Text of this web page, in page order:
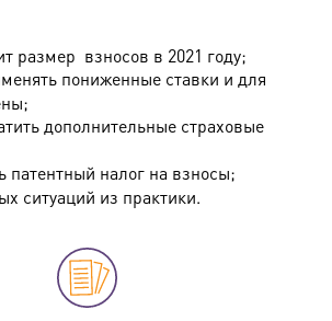
размер взносов в 2021 году;
пониженные ставки и для
дополнительные страховые
патентный налог на взносы;
ситуаций из практики.